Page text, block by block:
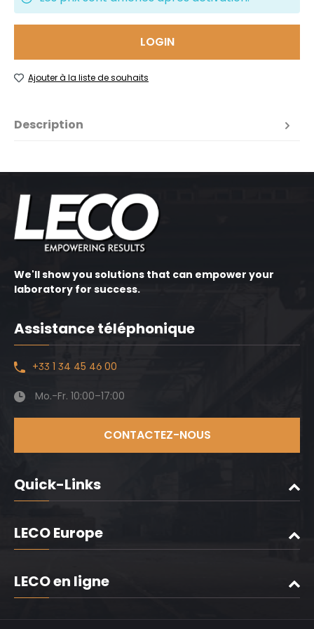
LOGIN
Ajouter à la liste de souhaits
Description
We'll show you solutions that can empower your
laboratory for success.
Assistance téléphonique
+33 1 34 45 46 00
Mo.-Fr. 10:00–17:00
CONTACTEZ-NOUS
Quick-Links
LECO Europe
LECO en ligne